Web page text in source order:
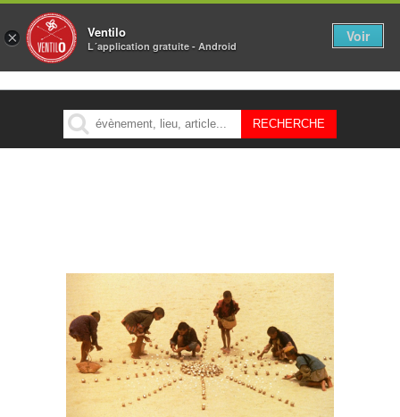
MENU
× Ventilo
L´application gratuite - Android
Voir